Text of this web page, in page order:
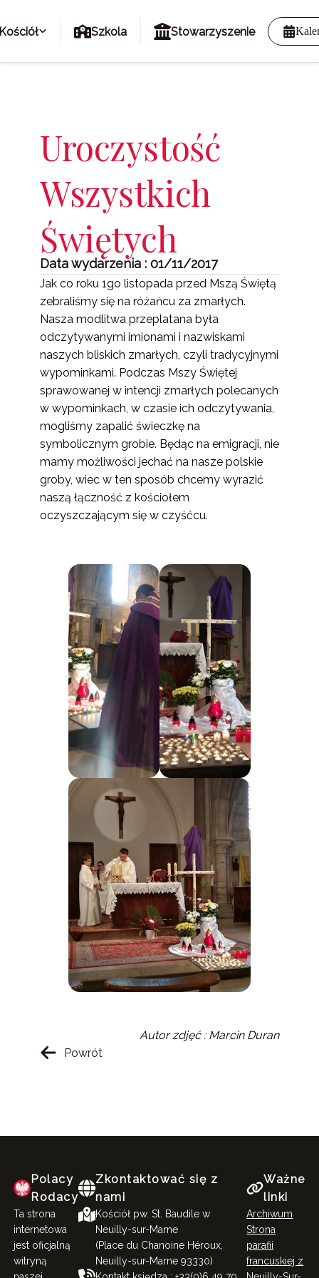
Szkola Stowarzyszenie
Uroczystość
Wszystkich
Świętych
Data wydarzenia : 01/11/2017
Jak co roku 1go listopada przed Mszą Świętą
zebraliśmy się na różańcu za zmarłych.
Nasza modlitwa przeplatana była
odczytywanymi imionami i nazwiskami
naszych bliskich zmarłych, czyli tradycyjnymi
wypominkami. Podczas Mszy Świętej
sprawowanej w intencji zmarłych polecanych
w wypominkach, w czasie ich odczytywania,
mogliśmy zapalić świeczkę na
symbolicznym grobie. Będąc na emigracji, nie
mamy możliwości jechać na nasze polskie
groby, wiec w ten sposób chcemy wyrazić
naszą łączność z kościołem
oczyszczającym się w czyśćcu.
Autor zdjęć : Marcin Duran
Powrót
Polacy
Rodacy
Ta strona
internetowa
jest oficjalną
witryną
Zkontaktować się z
nami
Kościół pw. St. Baudile w
Neuilly-sur-Marne
(Place du Chanoine Héroux,
Neuilly-sur-Marne 93330)
Ważne
linki
Archiwum
Strona
parafii
francuskiej z